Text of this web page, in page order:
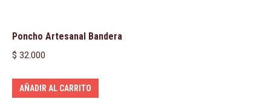
Poncho Artesanal Bandera
$ 32.000
AÑADIR AL CARRITO